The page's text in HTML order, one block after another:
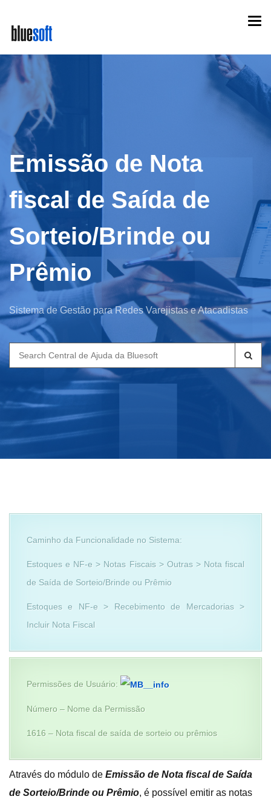
main
content
Emissão de Nota
fiscal de Saída de
Sorteio/Brinde ou
Prêmio
Sistema de Gestão para Redes Varejistas e Atacadistas
Search
for:
Caminho da Funcionalidade no Sistema:
Estoques e NF-e > Notas Fiscais > Outras > Nota fiscal
de Saída de Sorteio/Brinde ou Prêmio
Estoques e NF-e > Recebimento de Mercadorias >
Incluir Nota Fiscal
Permissões de Usuário:
Número – Nome da Permissão
1616 – Nota fiscal de saída de sorteio ou prêmios
Através do módulo de Emissão de Nota fiscal de Saída
de Sorteio/Brinde ou Prêmio, é possível emitir as notas